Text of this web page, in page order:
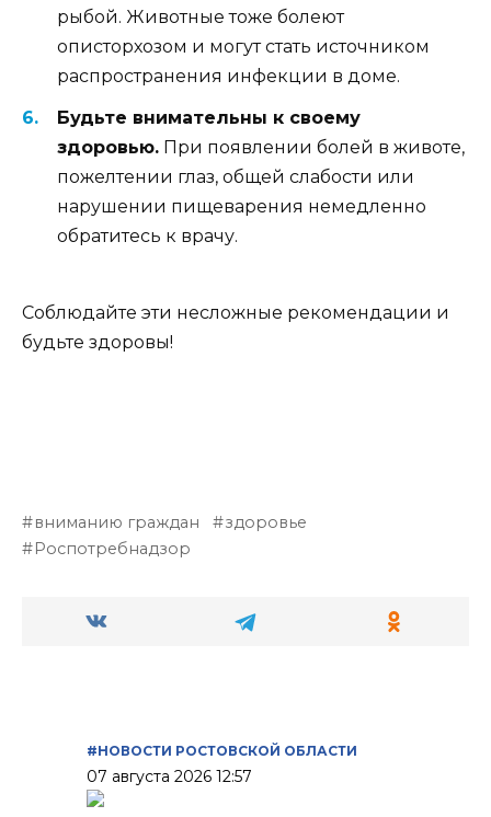
рыбой. Животные тоже болеют
описторхозом и могут стать источником
распространения инфекции в доме.
Будьте внимательны к своему
здоровью. При появлении болей в животе,
пожелтении глаз, общей слабости или
нарушении пищеварения немедленно
обратитесь к врачу.
Соблюдайте эти несложные рекомендации и
будьте здоровы!
вниманию граждан
здоровье
Роспотребнадзор
#НОВОСТИ РОСТОВСКОЙ ОБЛАСТИ
07 августа 2026 12:57